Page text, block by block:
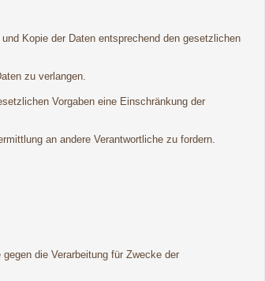
Kopie der Daten entsprechend den gesetzlichen
zu verlangen.
Vorgaben eine Einschränkung der
an andere Verantwortliche zu fordern.
die Verarbeitung für Zwecke der